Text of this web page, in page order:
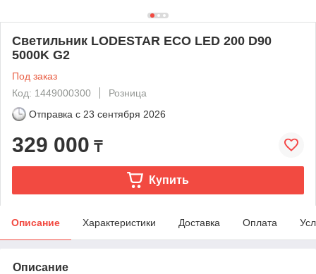
Светильник LODESTAR ECO LED 200 D90
5000K G2
Под заказ
Код: 1449000300
Розница
Отправка с 23 сентября 2026
329 000 ₸
Купить
Описание Характеристики Доставка Оплата
Описание